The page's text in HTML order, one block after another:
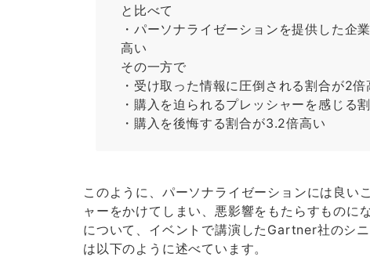
と比べて
・パーソナライゼーションを提供した企
高い
その一方で
・受け取った情報に圧倒される割合が2倍
・購入を迫られるプレッシャーを感じる
・購入を後悔する割合が3.2倍高い
このように、パーソナライゼーションには良い
ャーをかけてしまい、悪影響をもたらすものに
について、イベントで講演したGartner社のシ
は以下のように述べています。